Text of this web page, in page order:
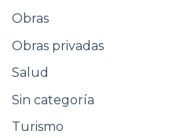
Obras
Obras privadas
Salud
Sin categoría
Turismo